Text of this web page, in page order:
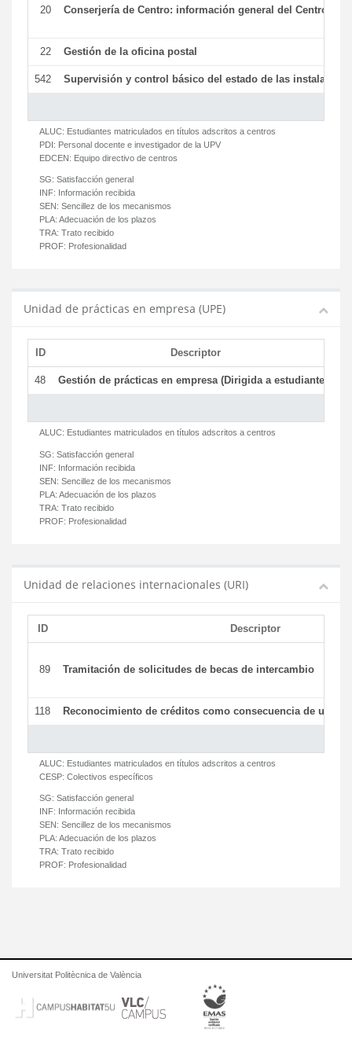
20 Conserjería de Centro: información general del Centro y
22 Gestión de la oficina postal
542 Supervisión y control básico del estado de las
ALUC: Estudiantes matriculados en títulos adscritos a centros
PDI: Personal docente e investigador de la UPV
EDCEN: Equipo directivo de centros
SG: Satisfacción general
INF: Información recibida
SEN: Sencillez de los mecanismos
PLA: Adecuación de los plazos
TRA: Trato recibido
PROF: Profesionalidad
Unidad de prácticas en empresa (UPE)
ID Descriptor
48 Gestión de prácticas en empresa (Dirigida a estudiantes)
ALUC: Estudiantes matriculados en títulos adscritos a centros
SG: Satisfacción general
INF: Información recibida
SEN: Sencillez de los mecanismos
PLA: Adecuación de los plazos
TRA: Trato recibido
PROF: Profesionalidad
Unidad de relaciones internacionales (URI)
ID Descriptor
89 Tramitación de solicitudes de becas de intercambio
118 Reconocimiento de créditos como consecuencia de un
ALUC: Estudiantes matriculados en títulos adscritos a centros
CESP: Colectivos específicos
SG: Satisfacción general
INF: Información recibida
SEN: Sencillez de los mecanismos
PLA: Adecuación de los plazos
TRA: Trato recibido
PROF: Profesionalidad
Universitat Politècnica de València